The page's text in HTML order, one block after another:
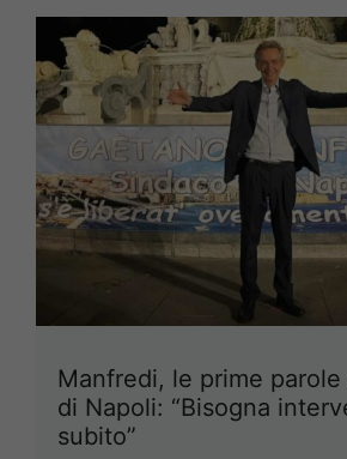
Manfredi, le prime
di Napoli: “Bisogna
subito”